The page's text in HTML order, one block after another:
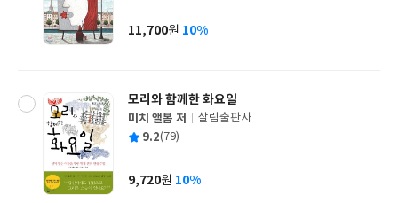
사
가
11,700원 10%
모리와 함께한 화요일
글
쓴
미치 앨봄 저
출
사
살림출판사
평 9.2(79)
가
9,720원 10%